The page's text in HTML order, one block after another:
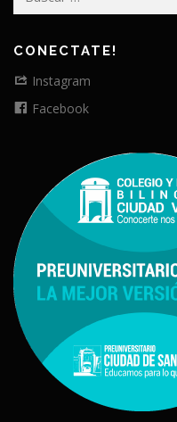
CONECTATE!
Instagram
Facebook